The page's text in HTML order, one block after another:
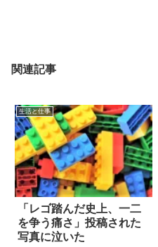
関連記事
生活と仕事
「レゴ踏んだ史上、一二
を争う痛さ」投稿された
写真に泣いた